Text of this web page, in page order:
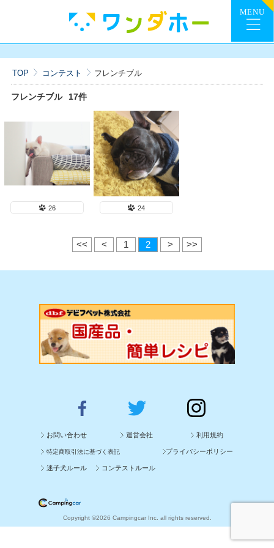
TOP コンテスト フレンチブル
フレンチブル 17件
26 24
<< < 1 2 > >>
お問い合わせ 運営会社 利用規約
特定商取引法に基づく表記 プライバシーポリシー
迷子犬ルール コンテストルール
Copyright ©2026 Campingcar Inc. all rights reserved.